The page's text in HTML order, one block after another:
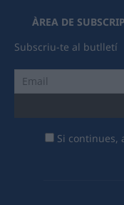
ÀREA DE
Subscriu-te al butlletí
Si continues,